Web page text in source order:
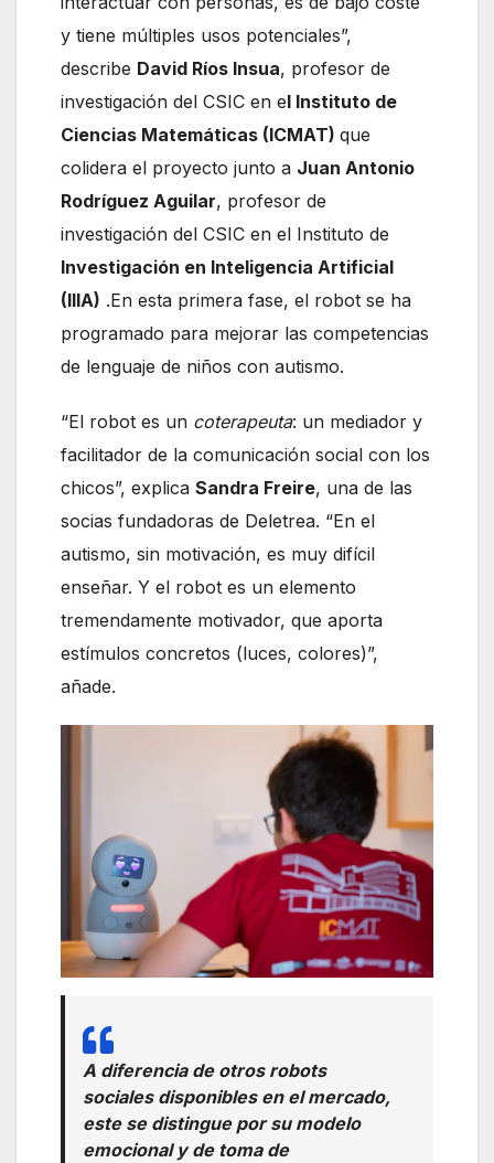
y tiene múltiples usos potenciales”,
describe David Ríos Insua, profesor de
investigación del CSIC en el Instituto de
Ciencias Matemáticas (ICMAT) que
colidera el proyecto junto a Juan Antonio
Rodríguez Aguilar, profesor de
investigación del CSIC en el Instituto de
Investigación en Inteligencia Artificial
(IIIA) .En esta primera fase, el robot se ha
programado para mejorar las competencias
de lenguaje de niños con autismo.
“El robot es un coterapeuta: un mediador y
facilitador de la comunicación social con los
chicos”, explica Sandra Freire, una de las
socias fundadoras de Deletrea. “En el
autismo, sin motivación, es muy difícil
enseñar. Y el robot es un elemento
tremendamente motivador, que aporta
estímulos concretos (luces, colores)”,
añade.
A diferencia de otros robots
sociales disponibles en el mercado,
este se distingue por su modelo
emocional y de toma de